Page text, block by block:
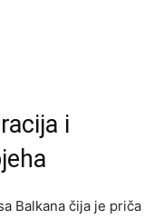
i
Balkana čija je priča